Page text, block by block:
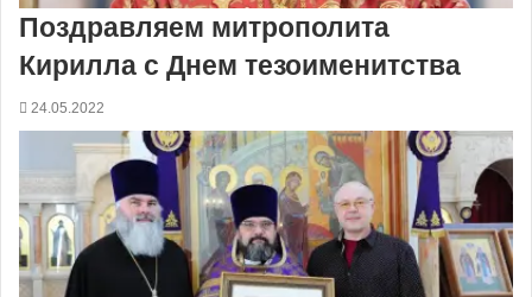
Поздравляем митрополита
Кирилла с Днем тезоименитства
24.05.2022